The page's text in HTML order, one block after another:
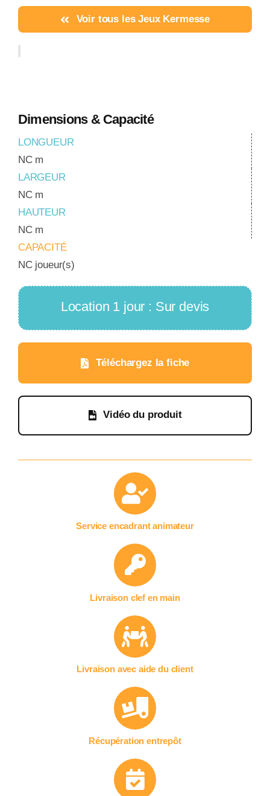
Voir tous les Jeux Kermesse
Dimensions & Capacité
LONGUEUR
NC m
LARGEUR
NC m
HAUTEUR
NC m
CAPACITÉ
NC joueur(s)
Location 1 jour : Sur devis
Téléchargez la fiche
Vidéo du produit
Service encadrant animateur
Livraison clef en main
Livraison avec aide du client
Récupération entrepôt